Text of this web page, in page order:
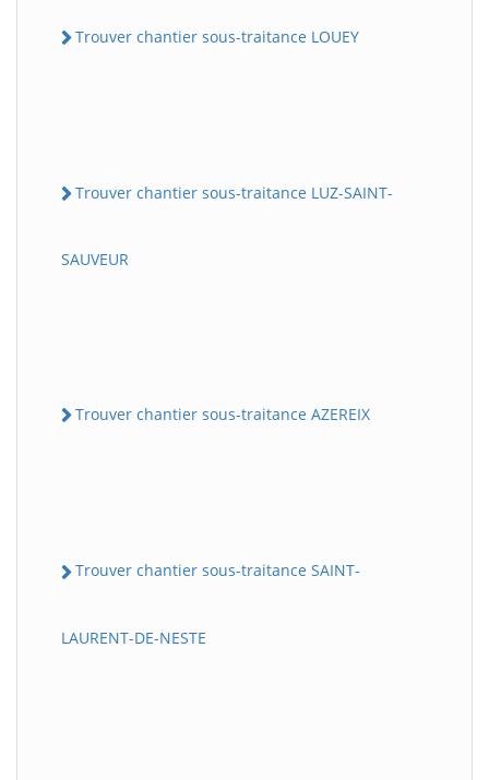
Trouver chantier sous-traitance LOUEY
Trouver chantier sous-traitance LUZ-SAINT-
SAUVEUR
Trouver chantier sous-traitance AZEREIX
Trouver chantier sous-traitance SAINT-
LAURENT-DE-NESTE